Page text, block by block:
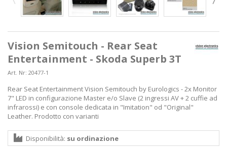
Vision Semitouch - Rear Seat
Entertainment - Skoda Superb 3T
Art. Nr: 20477-1
Rear Seat Entertainment Vision Semitouch by Eurologics - 2x Monitor
7" LED in configurazione Master e/o Slave (2 ingressi AV + 2 cuffie ad
infrarossi) e con console dedicata in "Imitation" od "Original"
Leather. Prodotto con varianti
Disponibilità: su ordinazione